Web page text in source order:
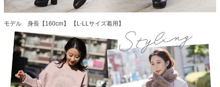
モデル 身長【160cm】 【L-LLサイズ着用】